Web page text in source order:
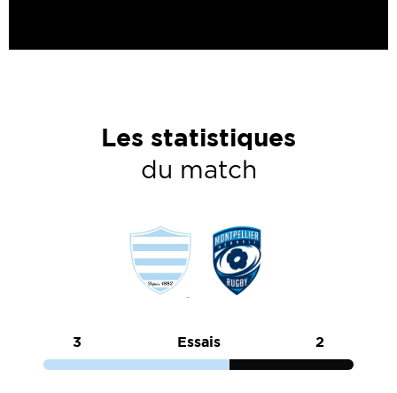
Les statistiques
du match
3 Essais 2